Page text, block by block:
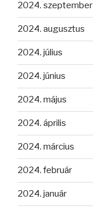
2024. szeptember
2024. augusztus
2024. július
2024. június
2024. május
2024. április
2024. március
2024. február
2024. január